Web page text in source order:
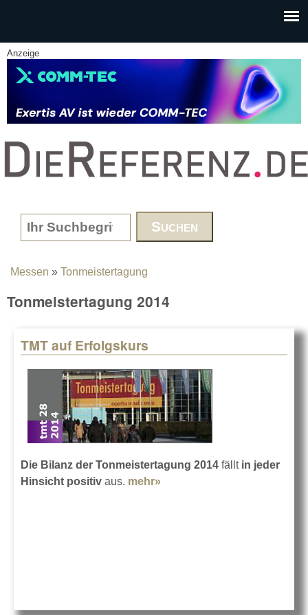
Anzeige
www.DieReferenz.de
Search form
You are here
Messen » Tonmeistertagung
Tonmeistertagung 2014
TMT auf Erfolgskurs
Die Bilanz der Tonmeistertagung 2014 fälltin jeder
Hinsicht positiv aus. mehr»